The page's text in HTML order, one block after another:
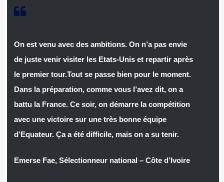
On est venu avec des ambitions. On n’a pas envie
de juste venir visiter les Etats-Unis et repartir après
le premier tour.Tout se passe bien pour le moment.
Dans la préparation, comme vous l’avez dit, on a
battu la France. Ce soir, on démarre la compétition
avec une victoire sur une très bonne équipe
d’Equateur. Ça a été difficile, mais on a su tenir.
Emerse Fae, Sélectionneur national – Côte d’Ivoire